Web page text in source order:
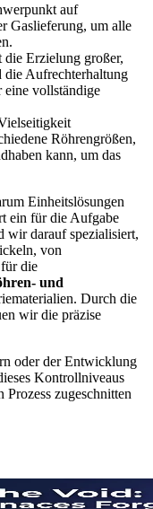
auf
Gaslieferung, um alle
die Erzielung großer,
die Aufrechterhaltung
eine vollständige
Röhrengrößen,
kann, um das
Einheitslösungen
ein für die Aufgabe
darauf spezialisiert,
von
für die
und
Durch die
wir die präzise
oder der Entwicklung
Kontrollniveaus
zugeschnitten